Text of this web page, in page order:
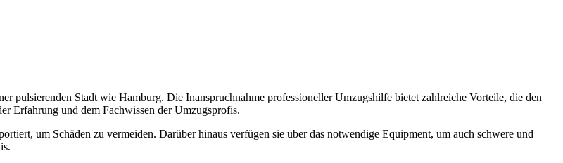
pulsierenden Stadt wie Hamburg. Die Inanspruchnahme professioneller Umzugshilfe bietet zahlreiche Vorteile, die den
Erfahrung und dem Fachwissen der Umzugsprofis.
um Schäden zu vermeiden. Darüber hinaus verfügen sie über das notwendige Equipment, um auch schwere und